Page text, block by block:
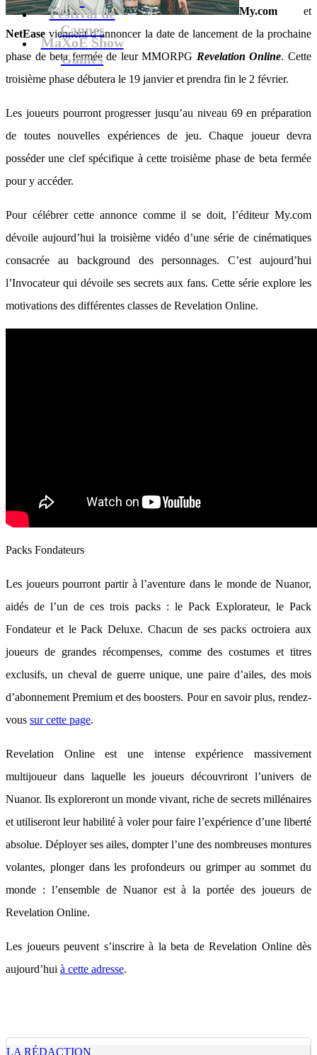
Festival de
Cannes
MaXoE Show
Games
My.com et
NetEase viennent d’annoncer la date de lancement de la prochaine
phase de beta fermée de leur MMORPG Revelation Online. Cette
troisième phase débutera le 19 janvier et prendra fin le 2 février.
Les joueurs pourront progresser jusqu’au niveau 69 en préparation
de toutes nouvelles expériences de jeu. Chaque joueur devra
posséder une clef spécifique à cette troisième phase de beta fermée
pour y accéder.
Pour célébrer cette annonce comme il se doit, l’éditeur My.com
dévoile aujourd’hui la troisième vidéo d’une série de cinématiques
consacrée au background des personnages. C’est aujourd’hui
l’Invocateur qui dévoile ses secrets aux fans. Cette série explore les
motivations des différentes classes de Revelation Online.
Packs Fondateurs
Les joueurs pourront partir à l’aventure dans le monde de Nuanor,
aidés de l’un de ces trois packs : le Pack Explorateur, le Pack
Fondateur et le Pack Deluxe. Chacun de ses packs octroiera aux
joueurs de grandes récompenses, comme des costumes et titres
exclusifs, un cheval de guerre unique, une paire d’ailes, des mois
d’abonnement Premium et des boosters. Pour en savoir plus, rendez-
vous sur cette page.
Revelation Online est une intense expérience massivement
multijoueur dans laquelle les joueurs découvriront l’univers de
Nuanor. Ils exploreront un monde vivant, riche de secrets millénaires
et utiliseront leur habilité à voler pour faire l’expérience d’une liberté
absolue. Déployer ses ailes, dompter l’une des nombreuses montures
volantes, plonger dans les profondeurs ou grimper au sommet du
monde : l’ensemble de Nuanor est à la portée des joueurs de
Revelation Online.
Les joueurs peuvent s’inscrire à la beta de Revelation Online dès
aujourd’hui à cette adresse.
LA RÉDACTION